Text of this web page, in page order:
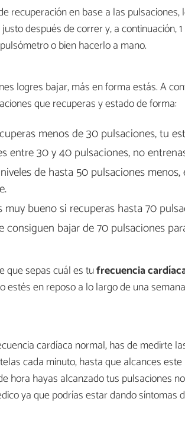
recuperación en base a las
justo después de correr y, a continuación,
o bien hacerlo a mano.
logres bajar, más en forma estás. A
que recuperas y estado de forma:
menos de 30 pulsaciones, tu
entre 30 y 40 pulsaciones, no
de hasta 50 pulsaciones
bueno si recuperas hasta 70
consiguen bajar de 70 pulsaciones
que sepas cuál es tufrecuencia
estés en reposo a lo largo de una
cardíaca normal, has de medirte
cada minuto, hasta que alcances
hora hayas alcanzado tus pulsaciones
ya que podrías estar dando síntomas